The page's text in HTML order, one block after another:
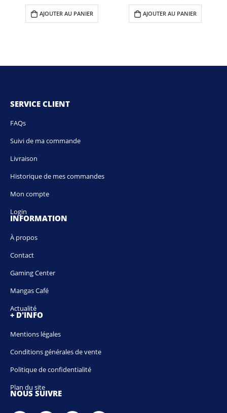
AJOUTER AU PANIER AJOUTER AU PANIER
SERVICE CLIENT
FAQs
Suivi de ma commande
Livraison
Historique de mes commandes
Mon compte
Login
INFORMATION
À propos
Contact
Gaming Center
Mangas Café
Actualité
+ D'INFO
Mentions légales
Conditions générales de vente
Politique de confidentialité
Plan du site
NOUS SUIVRE